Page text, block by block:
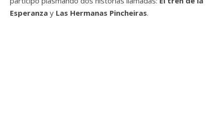
Esperanza y Las Hermanas Pincheiras.